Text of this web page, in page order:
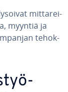
mit­ta­rei­
myyntiä ja
te­hok­